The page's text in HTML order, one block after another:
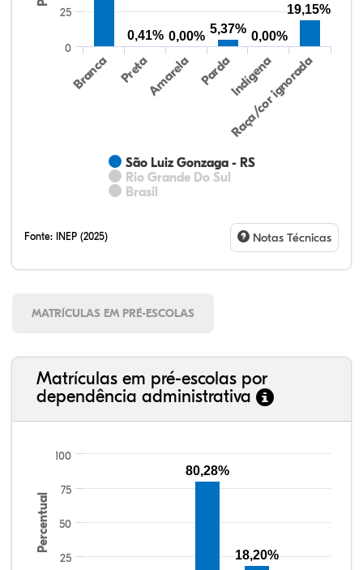
São Luiz Gonzaga - RS
Rio Grande Do Sul
Brasil
Branca PretaAmarela PardaIndígena
Raça/cor ignorada
0
25
0,41% 0,00%
5,37%
0,00%
19,15%
Fonte: INEP (2025) Notas Técnicas
MATRÍCULAS EM PRÉ-ESCOLAS
Matrículas em pré-escolas por
dependência administrativa
Percentual
25
50
75
100
80,28%
18,20%